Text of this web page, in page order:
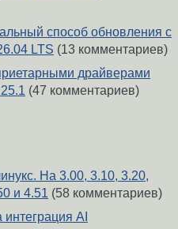
способ обновления с
LTS (13 комментариев)
драйверами
(47 комментариев)
На 3.00, 3.10, 3.20,
и 4.51 (58 комментариев)
AI